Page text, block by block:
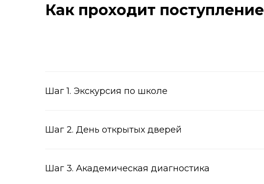
Как проходит поступление
Шаг 1. Экскурсия по школе
Шаг 2. День открытых дверей
Шаг 3. Академическая диагностика